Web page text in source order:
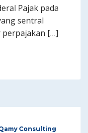
Pajak pada
sentral
perpajakan […]
Consulting